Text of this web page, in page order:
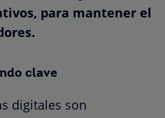
para mantener el
clave
digitales son